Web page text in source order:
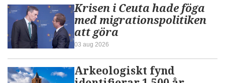
Krisen i Ceuta hade föga
med migrationspolitiken
att göra
03 aug 2026
Arkeologiskt fynd